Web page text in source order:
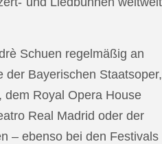
Schuen regelmäßig an
der Bayerischen Staatsoper,
dem Royal Opera House
Real Madrid oder der
– ebenso bei den Festivals